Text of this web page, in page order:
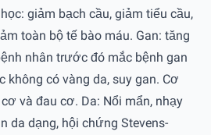
giảm bạch cầu, giảm tiểu cầu,
toàn bộ tế bào máu. Gan: tăng
nhân trước đó mắc bệnh gan
không có vàng da, suy gan. Cơ
và đau cơ. Da: Nổi mẩn, nhạy
da dạng, hội chứng Stevens-